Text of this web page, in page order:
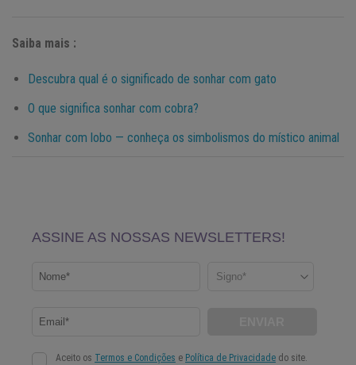
Saiba mais :
Descubra qual é o significado de sonhar com gato
O que significa sonhar com cobra?
Sonhar com lobo — conheça os simbolismos do místico animal